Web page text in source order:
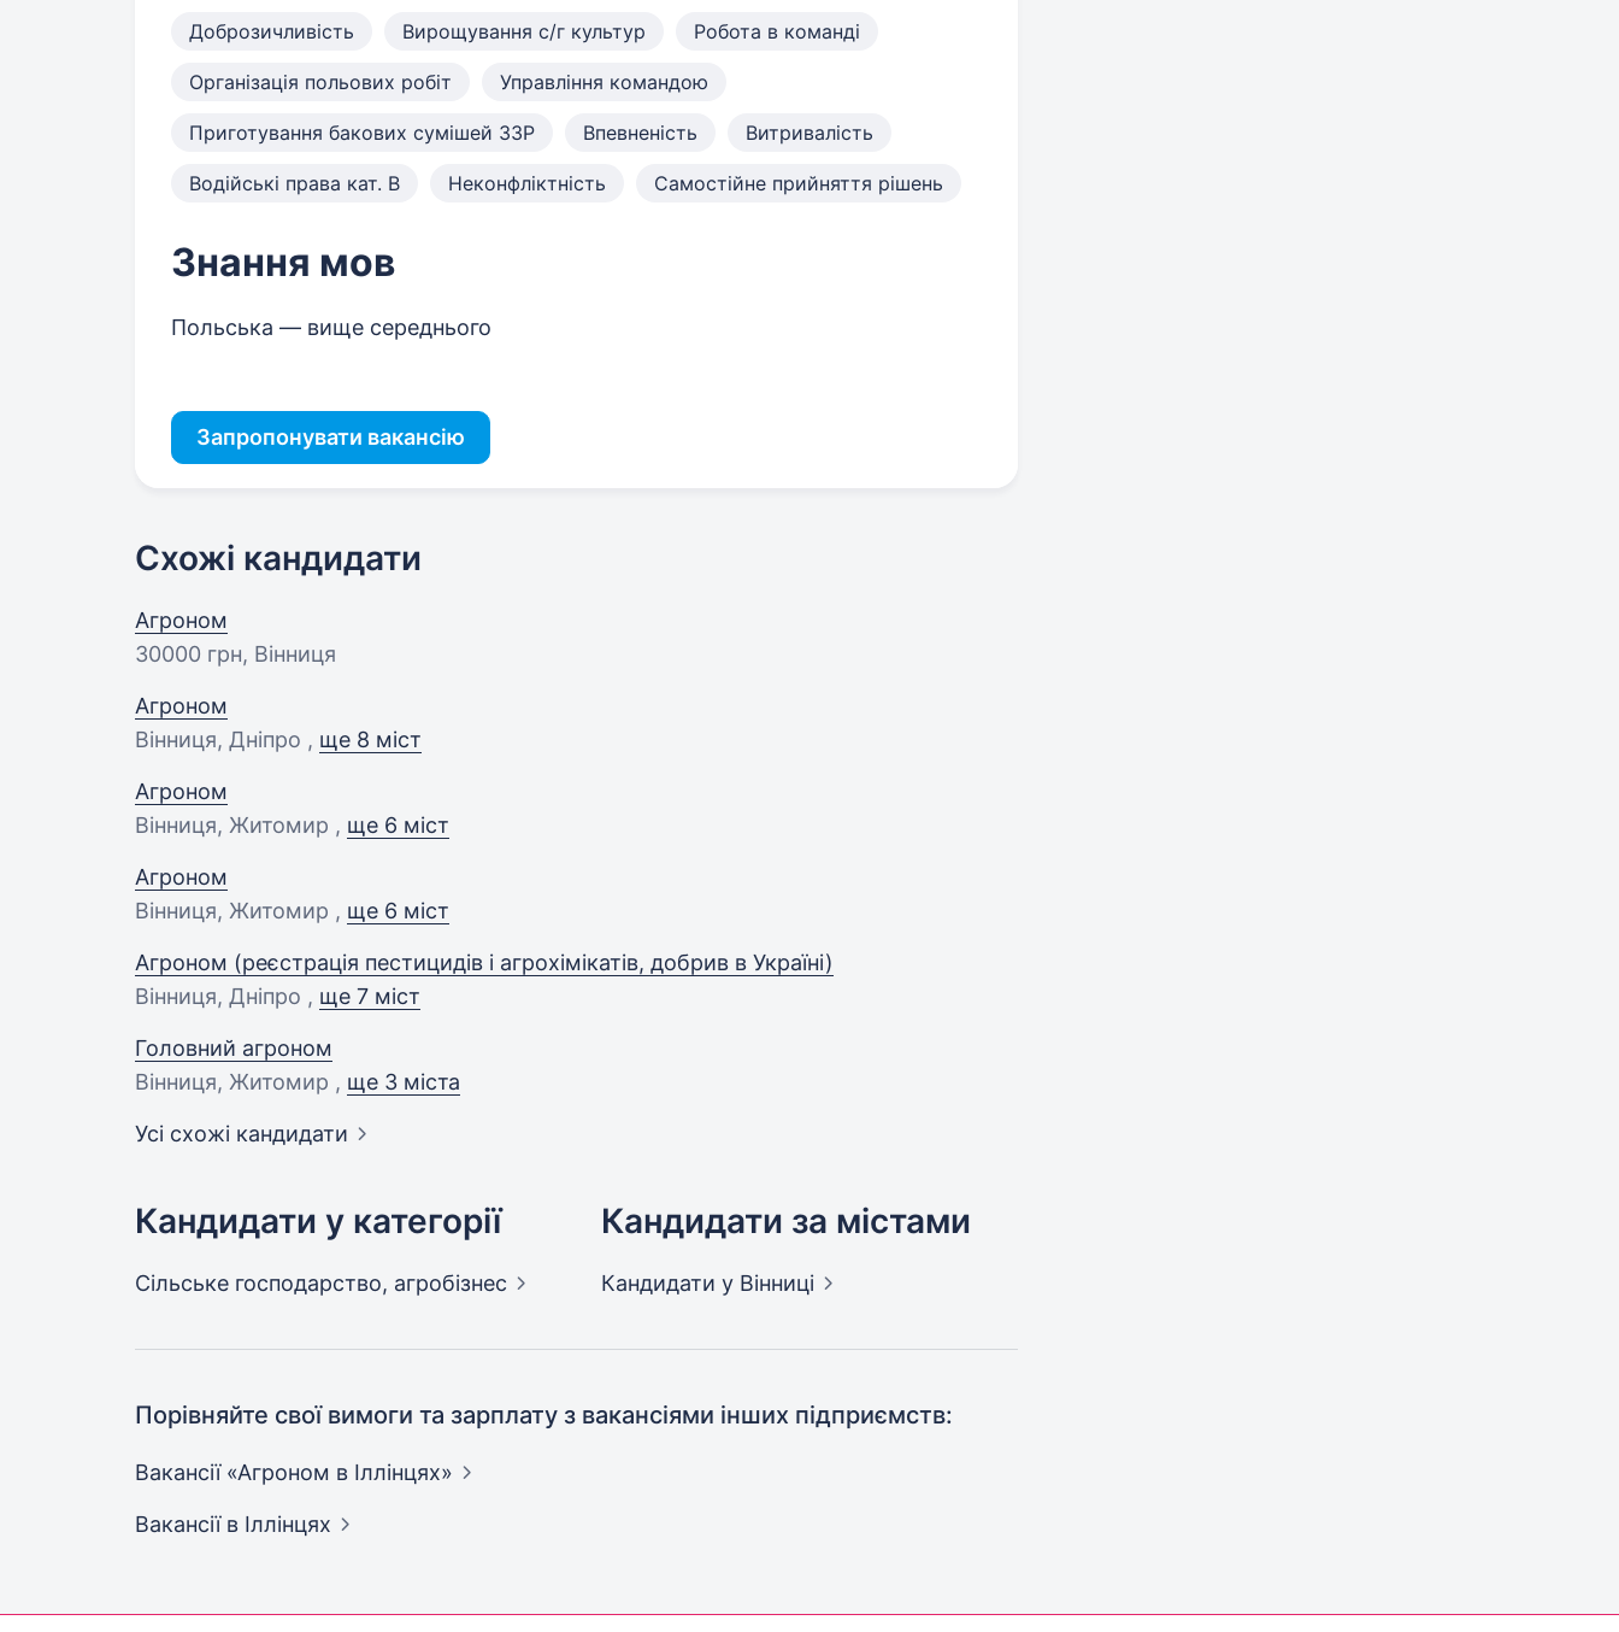
Доброзичливість Вирощування с/г культур Робота в команді
Організація польових робіт Управління командою
Приготування бакових сумішей ЗЗР Впевненість Витривалість
Водійські права кат. B Неконфліктність Самостійне прийняття рішень
Знання мов
Польська — вище середнього
Запропонувати вакансію
Схожі кандидати
Агроном
30000 грн, Вінниця
Агроном
Вінниця, Дніпро , ще 8 міст
Агроном
Вінниця, Житомир , ще 6 міст
Агроном
Вінниця, Житомир , ще 6 міст
Агроном (реєстрація пестицидів і агрохімікатів, добрив в Україні)
Вінниця, Дніпро , ще 7 міст
Головний агроном
Вінниця, Житомир , ще 3 міста
Усі схожі кандидати
Кандидати у категорії
Сільське господарство, агробізнес
Кандидати за містами
Кандидати у Вінниці
Порівняйте свої вимоги та зарплату з вакансіями інших підприємств:
Вакансії «Агроном в Іллінцях»
Вакансії в Іллінцях